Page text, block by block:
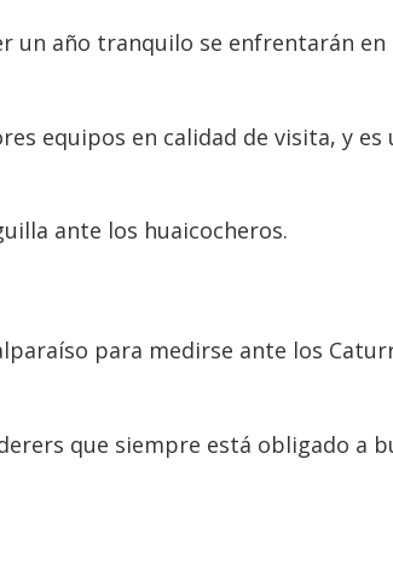
un año tranquilo se enfrentarán en
equipos en calidad de visita, y es
ante los huaicocheros.
para medirse ante los
que siempre está obligado a